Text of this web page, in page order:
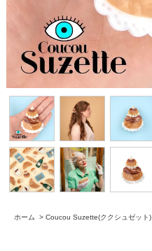
ホーム > Coucou Suzette(ククシュゼット)